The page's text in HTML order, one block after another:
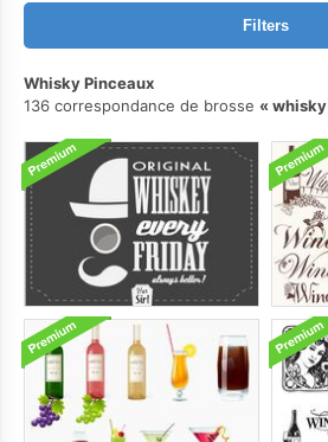
Filters
Whisky Pinceaux
136 correspondance de brosse
whisky